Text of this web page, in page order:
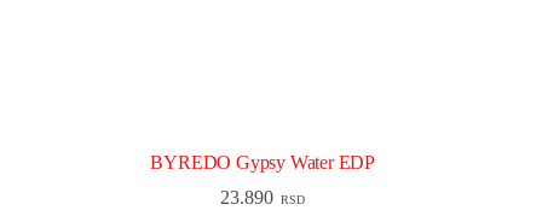
BYREDO Gypsy Water EDP
23.890 RSD